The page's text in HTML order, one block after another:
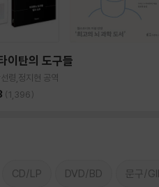
이탄의 도구들
령,정지현 공역
(1,396)
CD/LP DVD/BD 문구/